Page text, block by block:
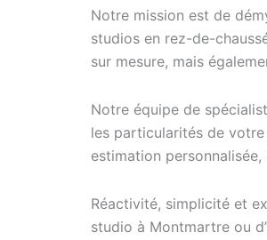
Notre mission est de
studios en rez-de-
sur mesure, mais
Notre équipe de
les particularités de
estimation
Réactivité, simplicité et
studio à Montmartre ou